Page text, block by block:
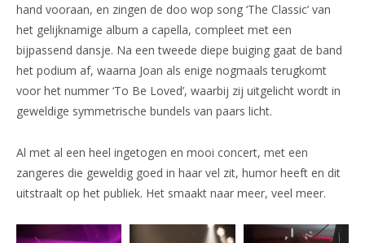
hand vooraan, en zingen de doo wop song ‘The Classic’ van
het gelijknamige album a capella, compleet met een
bijpassend dansje. Na een tweede diepe buiging gaat de band
het podium af, waarna Joan als enige nogmaals terugkomt
voor het nummer ‘To Be Loved’, waarbij zij uitgelicht wordt in
geweldige symmetrische bundels van paars licht.
Al met al een heel ingetogen en mooi concert, met een
zangeres die geweldig goed in haar vel zit, humor heeft en dit
uitstraalt op het publiek. Het smaakt naar meer, veel meer.